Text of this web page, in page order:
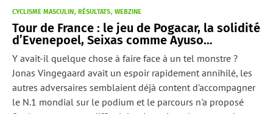
CYCLISME MASCULIN RÉSULTATS WEBZINE
Tour de France : le jeu de Pogacar, la solidité
d’Evenepoel, Seixas comme Ayuso…
Y avait-il quelque chose à faire face à un tel monstre ?
Jonas Vingegaard avait un espoir rapidement annihilé, les
autres adversaires semblaient déjà content d'accompagner
le N.1 mondial sur le podium et le parcours n'a proposé